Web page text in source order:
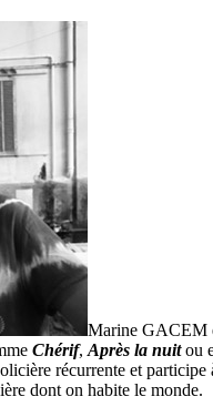
Marine GACEM
Chérif, Après la nuitou
récurrente et participe
dont on habite le monde.